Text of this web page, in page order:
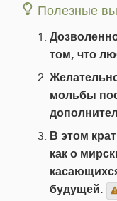
Полезные
том, что
мольбы
В этом
как о
будущей.